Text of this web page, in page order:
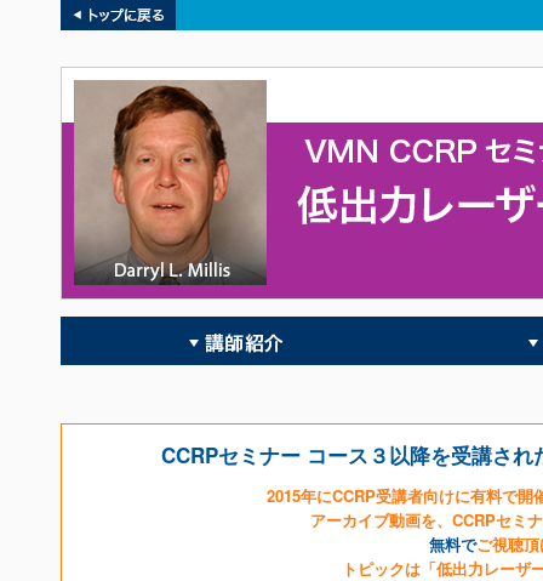
CCRPセミナー コース３以降を受講さ
2015年にCCRP受講者向けに有料で
アーカイブ動画を、CCRPセミ
無料でご視聴
トピックは「低出力レーザ